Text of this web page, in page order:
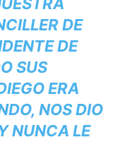
DE
DE
SUS
ERA
NOS DIO
NUNCA LE